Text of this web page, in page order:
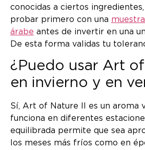
conocidas a ciertos
probar primero con una
árabe antes de invertir en una
De esta forma validas tu
¿Puedo usar Art of
en invierno y en
Sí, Art of Nature II es un aroma
funciona en diferentes
equilibrada permite que sea
los meses más fríos como en